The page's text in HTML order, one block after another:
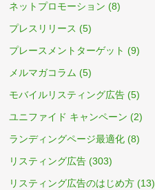
ネットプロモーション (8)
プレスリリース (5)
プレースメントターゲット (9)
メルマガコラム (5)
モバイルリスティング広告 (5)
ユニファイド キャンペーン (2)
ランディングページ最適化 (8)
リスティング広告 (303)
リスティング広告のはじめ方 (13)